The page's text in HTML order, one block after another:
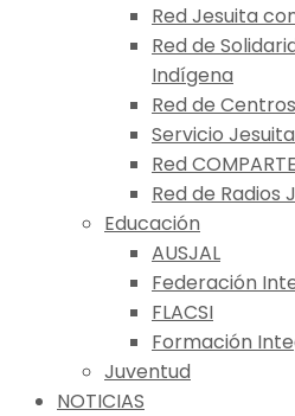
Red Jesuita
Red de
Indígena
Red de
Servicio
Red COMPARTE
Red de Radios
Educación
AUSJAL
Federación
FLACSI
Formación
Juventud
NOTICIAS